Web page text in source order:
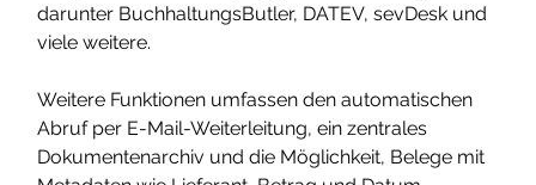
darunter BuchhaltungsButler, DATEV, sevDesk und
viele weitere.
Weitere Funktionen umfassen den automatischen
Abruf per E-Mail-Weiterleitung, ein zentrales
Dokumentenarchiv und die Möglichkeit, Belege mit